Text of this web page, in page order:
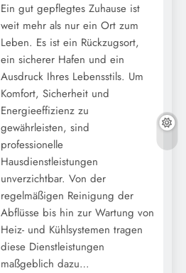
Ein gut gepflegtes Zuhause ist
weit mehr als nur ein Ort zum
Leben. Es ist ein Rückzugsort,
ein sicherer Hafen und ein
Ausdruck Ihres Lebensstils. Um
Komfort, Sicherheit und
Energieeffizienz zu
gewährleisten, sind
professionelle
Hausdienstleistungen
unverzichtbar. Von der
regelmäßigen Reinigung der
Abflüsse bis hin zur Wartung von
Heiz- und Kühlsystemen tragen
diese Dienstleistungen
maßgeblich dazu…